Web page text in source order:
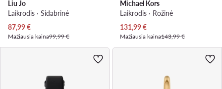
Liu Jo
Laikrodis · Sidabrinė
Dabartinė kaina
87,99€
Mažiausia kaina99,99 €
Michael Kors
Laikrodis · Rožinė
Dabartinė kaina
131,99€
Mažiausia kaina143,99 €